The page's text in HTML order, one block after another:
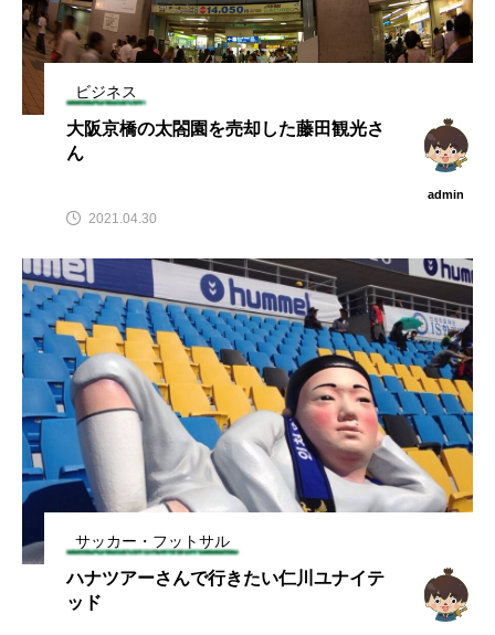
ビジネス
大阪京橋の太閤園を売却した藤田観光さ
ん
admin
2021.04.30
サッカー・フットサル
ハナツアーさんで行きたい仁川ユナイテ
ッド